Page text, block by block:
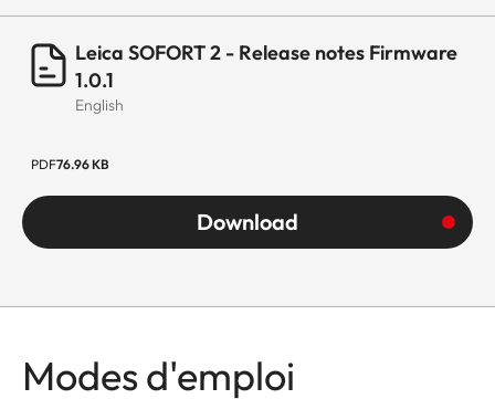
Leica SOFORT 2 - Release notes Firmware
1.0.1
English
PDF76.96 KB
Download
Modes d'emploi